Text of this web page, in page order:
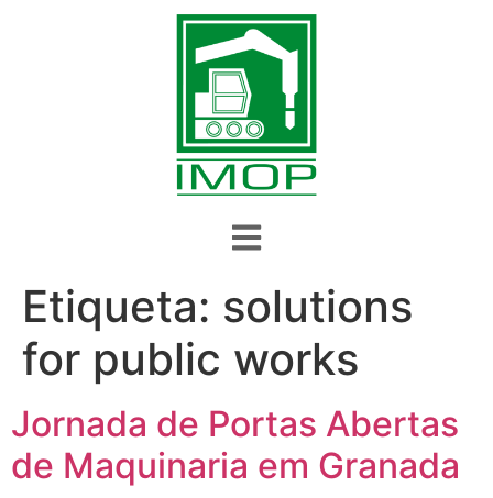
Etiqueta: solutions
for public works
Jornada de Portas Abertas
de Maquinaria em Granada